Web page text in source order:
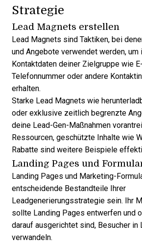
Strategie
Lead Magnets erstellen
Lead Magnets sind Taktiken, bei
und Angebote verwendet werden, um
Kontaktdaten deiner Zielgruppe wie
Telefonnummer oder andere
erhalten.
Starke Lead Magnets wie
oder exklusive zeitlich begrenzte
deine Lead-Gen-Maßnahmen
Ressourcen, geschützte Inhalte wie
Rabatte sind weitere Beispiele
Landing Pages und
Landing Pages und Marketing-
entscheidende Bestandteile Ihrer
Leadgenerierungsstrategie sein. Ihr
sollte Landing Pages entwerfen und
darauf ausgerichtet sind, Besucher in
verwandeln.